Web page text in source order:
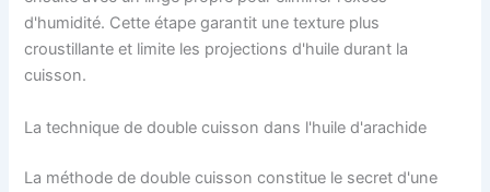
d'humidité. Cette étape garantit une texture plus
croustillante et limite les projections d'huile durant la
cuisson.
La technique de double cuisson dans l'huile d'arachide
La méthode de double cuisson constitue le secret d'une